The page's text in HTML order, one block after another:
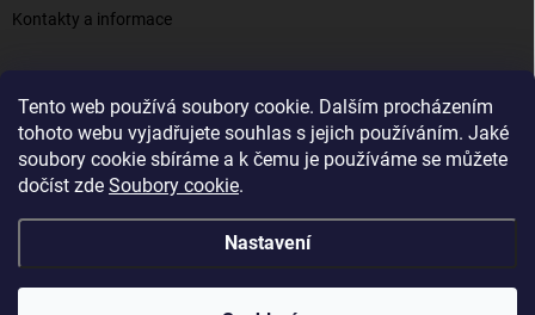
Tento web používá soubory cookie. Dalším procházením
tohoto webu vyjadřujete souhlas s jejich používáním. Jaké
soubory cookie sbíráme a k čemu je používáme se můžete
dočíst zde Soubory cookie.
Nastavení
Kontakty a informace
Elenys.cz - šperky, kterým věříte už od roku 2016
Vytvořil Shoptet